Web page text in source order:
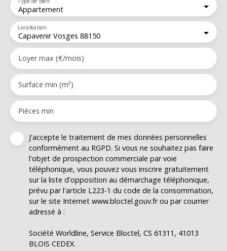
Appartement
Capavenir Vosges 88150
Localisation
Loyer max (€/mois)
Surface min (m²)
Pièces min
J'accepte le traitement de mes données personnelles
conformément au RGPD. Si vous ne souhaitez pas faire
l'objet de prospection commerciale par voie
téléphonique, vous pouvez vous inscrire gratuitement
sur la liste d'opposition au démarchage téléphonique,
prévu par l'article L223-1 du code de la consommation,
sur le site Internet www.bloctel.gouv.fr ou par courrier
adressé à :
Société Worldline, Service Bloctel, CS 61311, 41013
BLOIS CEDEX.